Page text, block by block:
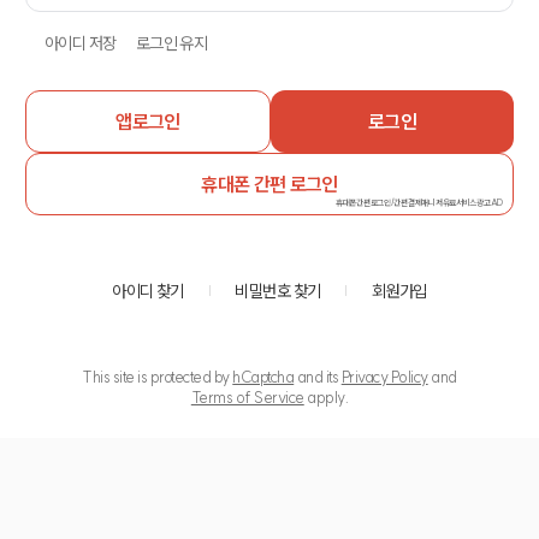
아이디 저장 로그인 유지
앱로그인 로그인
휴대폰 간편 로그인
휴대폰간편로그인/간편결제매니저유료서비스광고AD
아이디 찾기 비밀번호 찾기 회원가입
This site is protected by hCaptcha and its Privacy Policyand
Terms of Service apply.